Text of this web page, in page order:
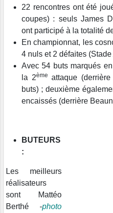
22 rencontres ont été
coupes) : seuls James
ont participé à la totalité
En championnat, les
4 nuls et 2 défaites
Avec 54 buts marqués
la 2ème attaque
buts) ; deuxième
encaissés (derrière
BUTEURS
:
Les meilleurs
réalisateurs
sont Mattéo
Berthé -photo